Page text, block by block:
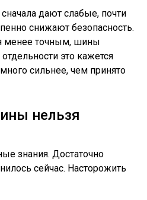
дают слабые, почти
снижают безопасность.
менее точным, шины
это кажется
сильнее, чем принято
нельзя
знания. Достаточно
сейчас. Насторожить